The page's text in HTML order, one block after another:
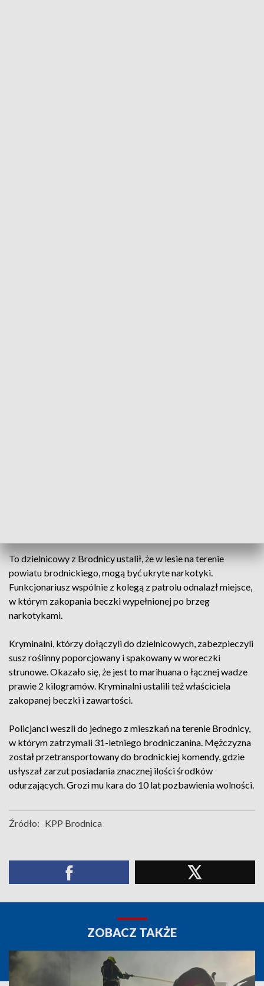
To dzielnicowy z Brodnicy ustalił, że w lesie na terenie
powiatu brodnickiego, mogą być ukryte narkotyki.
Funkcjonariusz wspólnie z kolegą z patrolu odnalazł miejsce,
w którym zakopania beczki wypełnionej po brzeg
narkotykami.
Kryminalni, którzy dołączyli do dzielnicowych, zabezpieczyli
susz roślinny poporcjowany i spakowany w woreczki
strunowe. Okazało się, że jest to marihuana o łącznej wadze
prawie 2 kilogramów. Kryminalni ustalili też właściciela
zakopanej beczki i zawartości.
Policjanci weszli do jednego z mieszkań na terenie Brodnicy,
w którym zatrzymali 31-letniego brodniczanina. Mężczyzna
został przetransportowany do brodnickiej komendy, gdzie
usłyszał zarzut posiadania znacznej ilości środków
odurzających. Grozi mu kara do 10 lat pozbawienia wolności.
Źródło: KPP Brodnica
ZOBACZ TAKŻE